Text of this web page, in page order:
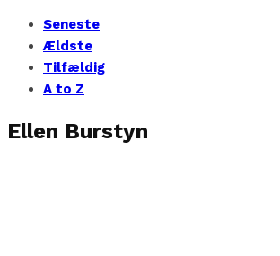
Seneste
Ældste
Tilfældig
A to Z
Ellen Burstyn